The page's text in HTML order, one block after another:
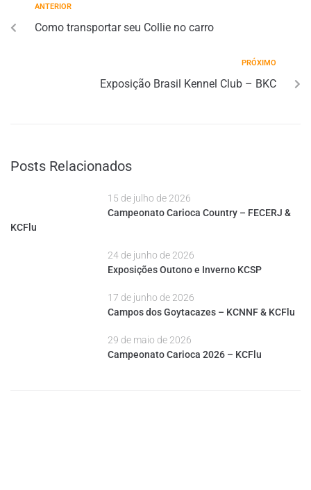
ANTERIOR
Como transportar seu Collie no carro
PRÓXIMO
Exposição Brasil Kennel Club – BKC
Posts Relacionados
15 de julho de 2026
Campeonato Carioca Country – FECERJ &
KCFlu
24 de junho de 2026
Exposições Outono e Inverno KCSP
17 de junho de 2026
Campos dos Goytacazes – KCNNF & KCFlu
29 de maio de 2026
Campeonato Carioca 2026 – KCFlu